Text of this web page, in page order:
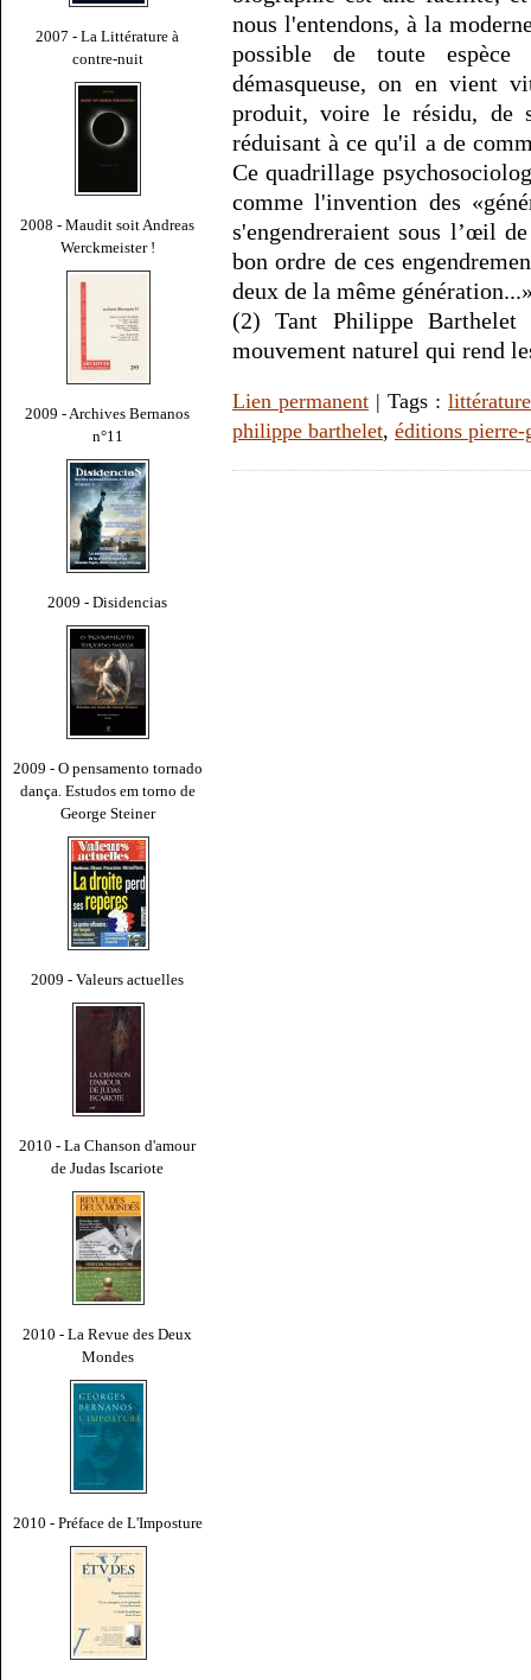
2007 - La Littérature à
contre-nuit
2008 - Maudit soit Andreas
Werckmeister !
2009 - Archives Bernanos
n°11
2009 - Disidencias
2009 - O pensamento tornado
dança. Estudos em torno de
George Steiner
2009 - Valeurs actuelles
2010 - La Chanson d'amour
de Judas Iscariote
2010 - La Revue des Deux
Mondes
2010 - Préface de L'Imposture
nous l'entendons, à la
possible de toute espèce
démasqueuse, on en vient
produit, voire le résidu, de
réduisant à ce qu'il a de
Ce quadrillage
comme l'invention des
s'engendreraient sous l’œil
bon ordre de ces
deux de la même
(2) Tant Philippe Barthelet
mouvement naturel qui rend
Lien permanent | Tags : littérature
philippe barthelet, éditions